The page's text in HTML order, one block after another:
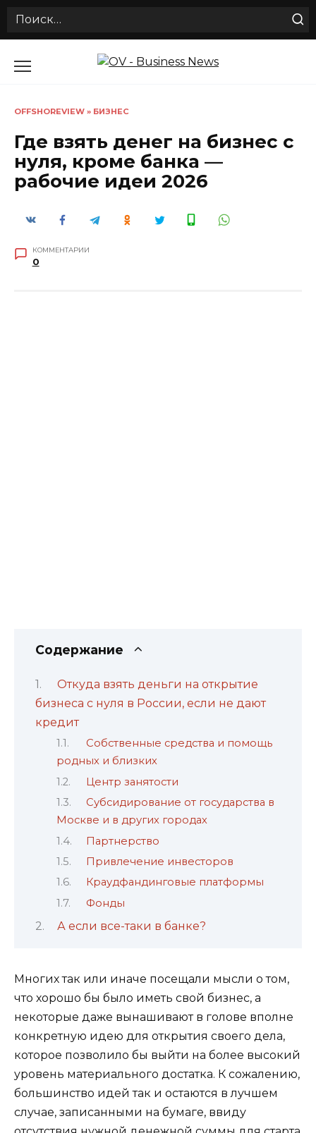
Search
OFFSHOREVIEW » БИЗНЕС
Где взять денег на бизнес с
нуля, кроме банка —
рабочие идеи 2026
КОММЕНТАРИИ
0
Содержание
Откуда взять деньги на открытие
бизнеса с нуля в России, если не дают
кредит
Собственные средства и помощь
родных и близких
Центр занятости
Субсидирование от государства в
Москве и в других городах
Партнерство
Привлечение инвесторов
Краудфандинговые платформы
Фонды
А если все-таки в банке?
Многих так или иначе посещали мысли о том,
что хорошо бы было иметь свой бизнес, а
некоторые даже вынашивают в голове вполне
конкретную идею для открытия своего дела,
которое позволило бы выйти на более высокий
уровень материального достатка. К сожалению,
большинство идей так и остаются в лучшем
случае, записанными на бумаге, ввиду